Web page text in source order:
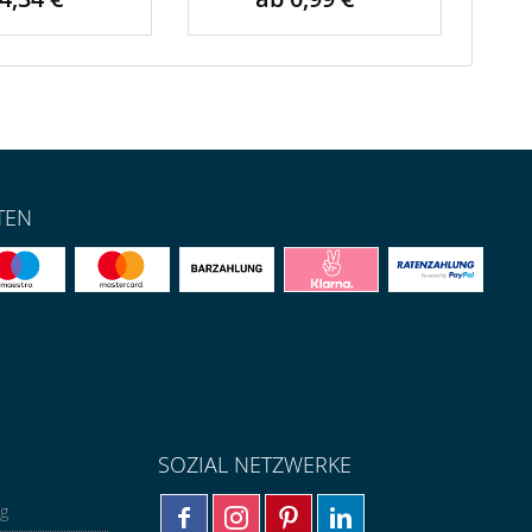
SOZIAL NETZWERKE